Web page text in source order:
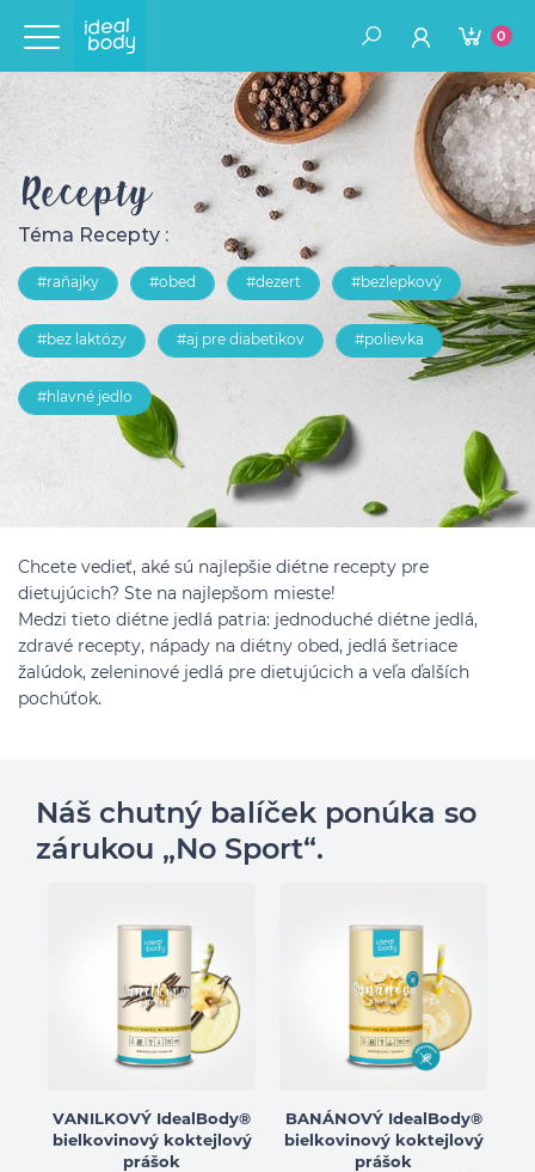
0
Recepty
Téma Recepty :
#raňajky #obed #dezert #bezlepkový
#bez laktózy #aj pre diabetikov #polievka
#hlavné jedlo
Chcete vedieť, aké sú najlepšie diétne recepty pre
dietujúcich? Ste na najlepšom mieste!
Medzi tieto diétne jedlá patria: jednoduché diétne jedlá,
zdravé recepty, nápady na diétny obed, jedlá šetriace
žalúdok, zeleninové jedlá pre dietujúcich a veľa ďalších
pochúťok.
Náš chutný balíček ponúka so
zárukou „No Sport“.
VANILKOVÝ IdealBody®
bielkovinový koktejlový
prášok
BANÁNOVÝ IdealBody®
bielkovinový koktejlový
prášok